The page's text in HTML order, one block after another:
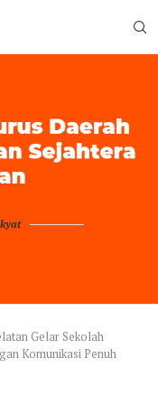
Gelar Sekolah
Komunikasi Penuh